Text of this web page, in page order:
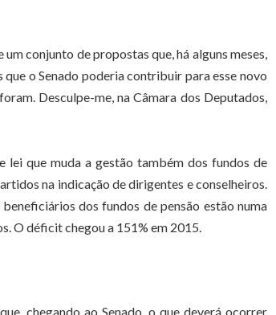
conjunto de propostas que, há alguns meses,
o Senado poderia contribuir para esse novo
Desculpe-me, na Câmara dos Deputados,
lei que muda a gestão também dos fundos de
na indicação de dirigentes e conselheiros.
dos fundos de pensão estão numa
O déficit chegou a 151% em 2015.
chegando ao Senado, o que deverá ocorrer